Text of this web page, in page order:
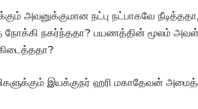
அவனுக்குமான நட்பு நட்பாகவே
நகர்ந்ததா? பயணத்தின் மூலம் அவள்
கிடைத்ததா?
இயக்குநர் ஹரி மகாதேவன்